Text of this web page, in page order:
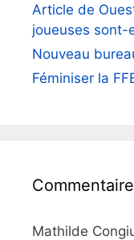
Article de
joueuses sont-
Nouveau
Féminiser la
Mathilde